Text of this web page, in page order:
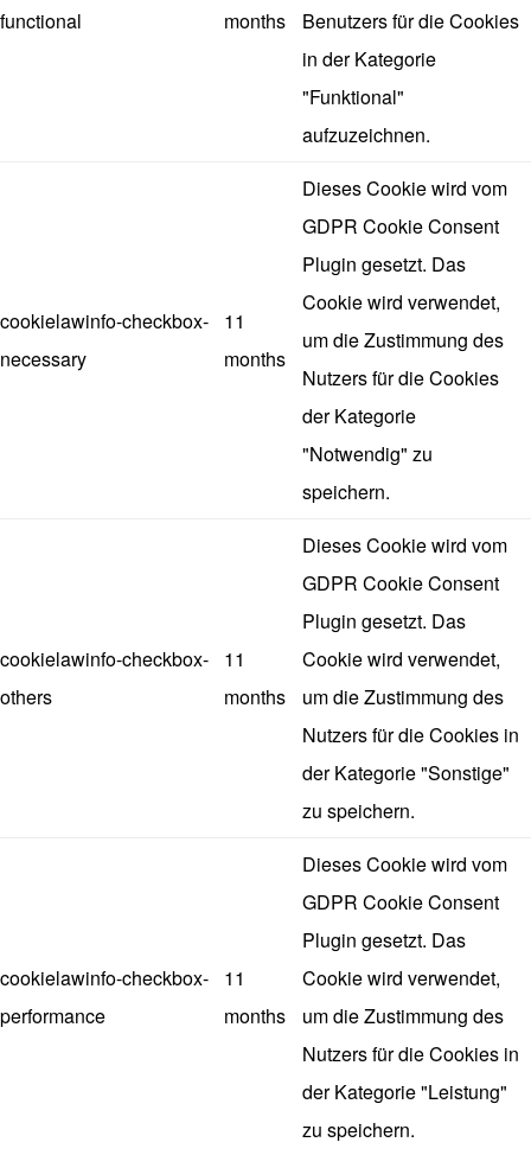
functional
months
Benutzers für die Cookies
in der Kategorie
"Funktional"
aufzuzeichnen.
cookielawinfo-checkbox-
necessary
11
months
Dieses Cookie wird vom
GDPR Cookie Consent
Plugin gesetzt. Das
Cookie wird verwendet,
um die Zustimmung des
Nutzers für die Cookies
der Kategorie
"Notwendig" zu
speichern.
cookielawinfo-checkbox-
others
11
months
Dieses Cookie wird vom
GDPR Cookie Consent
Plugin gesetzt. Das
Cookie wird verwendet,
um die Zustimmung des
Nutzers für die Cookies in
der Kategorie "Sonstige"
zu speichern.
cookielawinfo-checkbox-
performance
11
months
Dieses Cookie wird vom
GDPR Cookie Consent
Plugin gesetzt. Das
Cookie wird verwendet,
um die Zustimmung des
Nutzers für die Cookies in
der Kategorie "Leistung"
zu speichern.